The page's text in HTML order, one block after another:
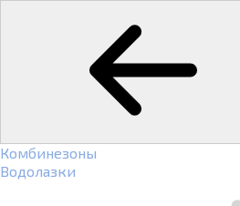
Комбинезоны
Водолазки